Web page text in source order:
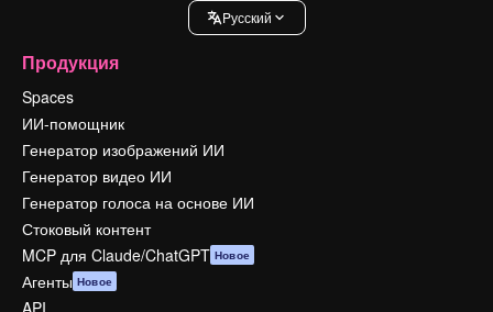
Pусский
Продукция
Spaces
ИИ-помощник
Генератор изображений ИИ
Генератор видео ИИ
Генератор голоса на основе ИИ
Стоковый контент
MCP для Claude/ChatGPT Новое
Агенты Новое
API